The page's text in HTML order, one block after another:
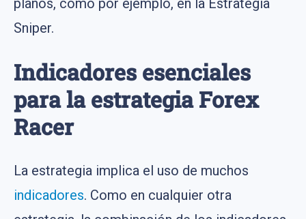
planos, como por ejemplo, en la Estrategia
Sniper.
Indicadores esenciales
para la estrategia Forex
Racer
La estrategia implica el uso de muchos
indicadores. Como en cualquier otra